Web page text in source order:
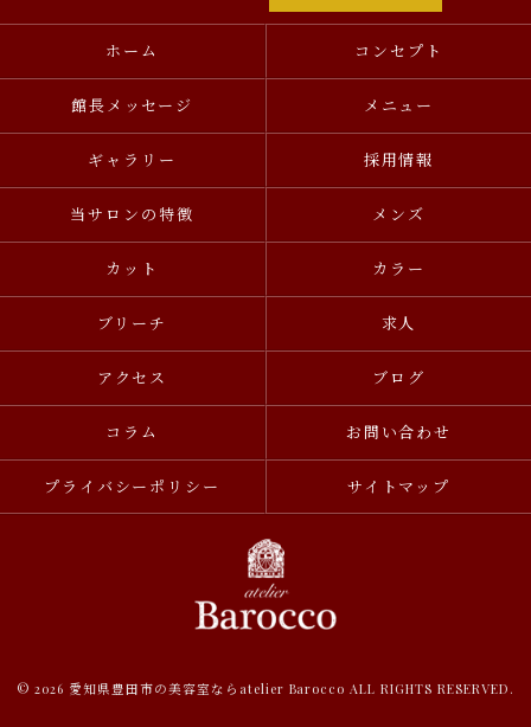
ホーム コンセプト
館長メッセージ メニュー
ギャラリー 採用情報
当サロンの特徴 メンズ
カット カラー
ブリーチ 求人
アクセス ブログ
コラム お問い合わせ
プライバシーポリシー サイトマップ
© 2026 愛知県豊田市の美容室ならatelier Barocco ALL RIGHTS RESERVED.